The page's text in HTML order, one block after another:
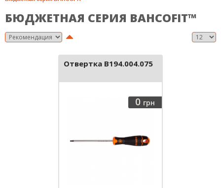
БЮДЖЕТНАЯ СЕРИЯ BAHCOFIT™
Отвертка B194.004.075
0 грн